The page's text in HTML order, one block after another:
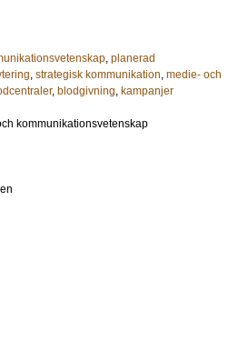
, planerad
, strategisk kommunikation, medie- och
, blodgivning, kampanjer
kommunikationsvetenskap